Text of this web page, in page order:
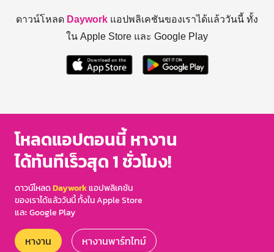
ดาวน์โหลด Daywork แอปพลิเคชันของเราได้แล้ววันนี้ ทั้ง
ใน Apple Store และ Google Play
โหลดแอปตอนนี้ หางาน
ได้ทันทีเร็วสุด 1 ชั่วโมง!
ดาวน์โหลดDayworkแอปพลิเคชัน
ของเราได้แล้ววันนี้ ทั้งใน Apple Store
และ Google Play
หางาน หางานพาร์ทไทม์